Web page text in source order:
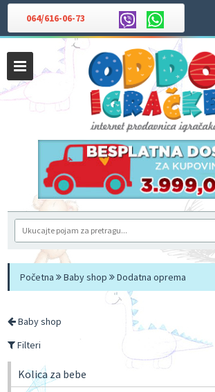
064/616-06-73
Početna Baby shop Dodatna oprema
Baby shop
Filteri
Kolica za bebe